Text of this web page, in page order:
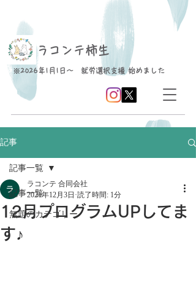
※2026年1月1日～ 就労選択支援 始めました
​ラコンテ柿生
記事
記事一覧
無題のカテゴリー
記事一覧
12月プログラムUPしてま
す♪
ラコンテ 合同会社
2021年12月3日 読了時間: 1分